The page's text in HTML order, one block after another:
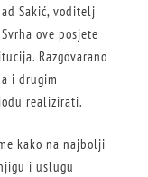
Sakić, voditelj
ove posjete
Razgovarano
i drugim
realizirati.
kako na najbolji
i uslugu